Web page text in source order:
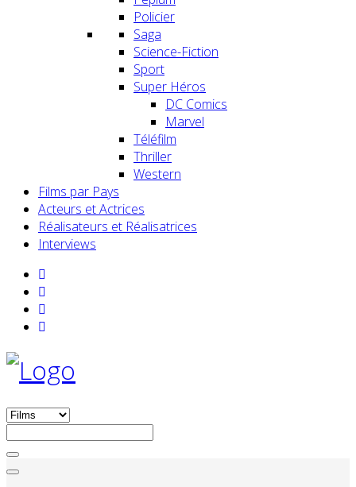
Policier
Saga
Science-Fiction
Sport
Super Héros
DC Comics
Marvel
Téléfilm
Thriller
Western
Films par Pays
Acteurs et Actrices
Réalisateurs et Réalisatrices
Interviews